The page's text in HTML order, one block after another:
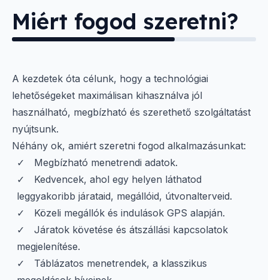
Miért fogod szeretni?
A kezdetek óta célunk, hogy a technológiai
lehetőségeket maximálisan kihasználva jól
használható, megbízható és szerethető szolgáltatást
nyújtsunk.
Néhány ok, amiért szeretni fogod alkalmazásunkat:
Megbízható menetrendi adatok.
Kedvencek, ahol egy helyen láthatod
leggyakoribb járataid, megállóid, útvonalterveid.
Közeli megállók és indulások GPS alapján.
Járatok követése és átszállási kapcsolatok
megjelenítése.
Táblázatos menetrendek, a klasszikus